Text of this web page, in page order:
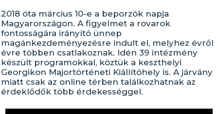
2018 óta március 10-e a beporzók napja
Magyarországon. A figyelmet a rovarok
fontosságára irányító ünnep
magánkezdeményezésre indult el, melyhez évről
évre többen csatlakoznak. Idén 39 intézmény
készült programokkal, köztük a keszthelyi
Georgikon Majortörténeti Kiállítóhely is. A járvány
miatt csak az online térben találkozhatnak az
érdeklődők több érdekességgel.